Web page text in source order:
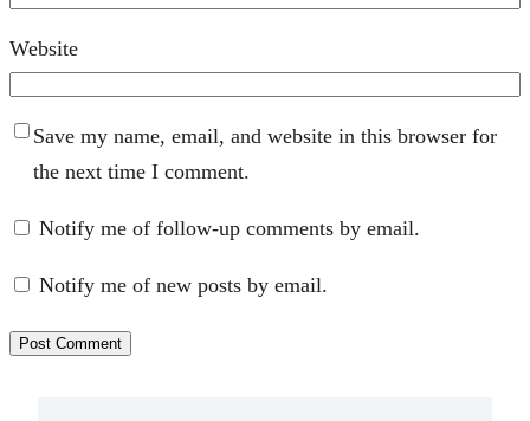
Website
Save my name, email, and website in this browser for
the next time I comment.
Notify me of follow-up comments by email.
Notify me of new posts by email.